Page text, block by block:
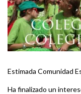
Estimada Comunidad
Ha finalizado un